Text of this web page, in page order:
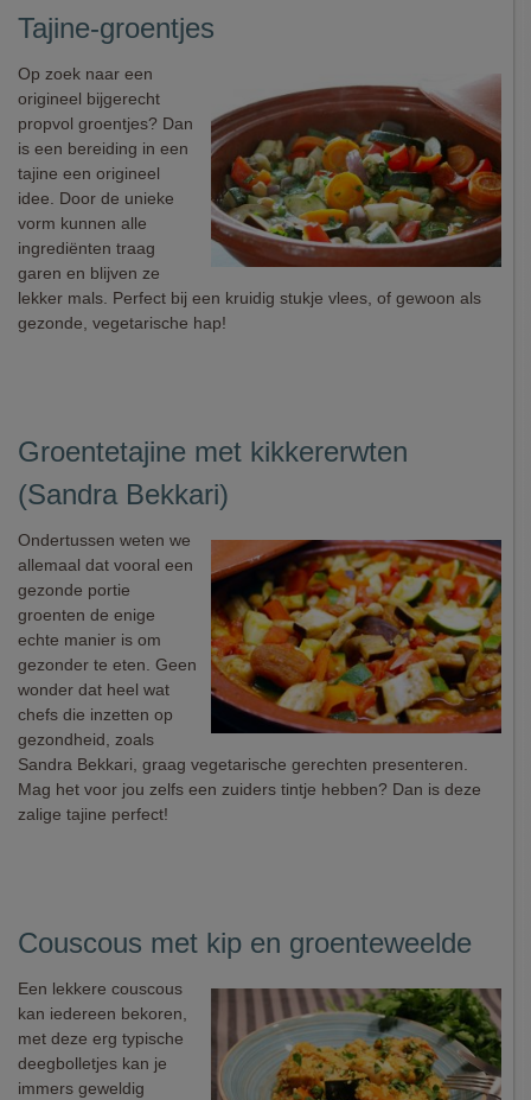
Tajine-groentjes
Op zoek naar een
origineel bijgerecht
propvol groentjes? Dan
is een bereiding in een
tajine een origineel
idee. Door de unieke
vorm kunnen alle
ingrediënten traag
garen en blijven ze
lekker mals. Perfect bij een kruidig stukje vlees, of gewoon als
gezonde, vegetarische hap!
Groentetajine met kikkererwten
(Sandra Bekkari)
Ondertussen weten we
allemaal dat vooral een
gezonde portie
groenten de enige
echte manier is om
gezonder te eten. Geen
wonder dat heel wat
chefs die inzetten op
gezondheid, zoals
Sandra Bekkari, graag vegetarische gerechten presenteren.
Mag het voor jou zelfs een zuiders tintje hebben? Dan is deze
zalige tajine perfect!
Couscous met kip en groenteweelde
Een lekkere couscous
kan iedereen bekoren,
met deze erg typische
deegbolletjes kan je
immers geweldig